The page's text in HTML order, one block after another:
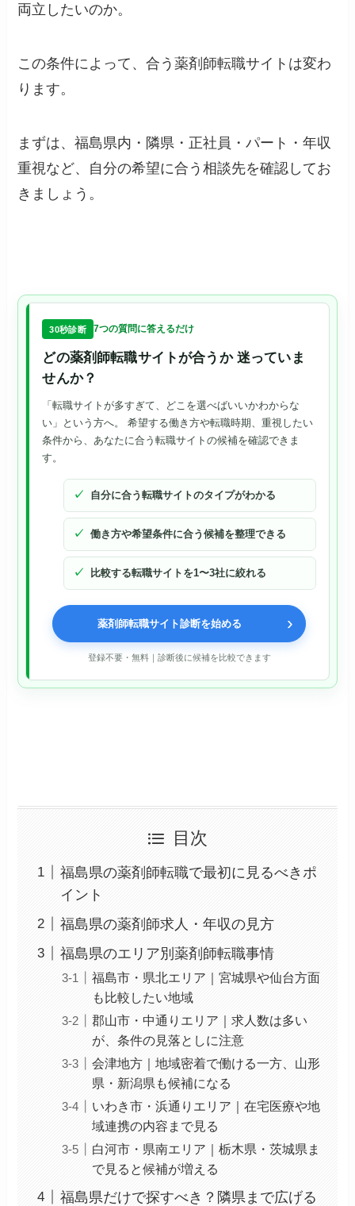
両立したいのか。
この条件によって、合う薬剤師転職サイトは変わ
ります。
まずは、福島県内・隣県・正社員・パート・年収
重視など、自分の希望に合う相談先を確認してお
きましょう。
30秒診断 7つの質問に答えるだけ
どの薬剤師転職サイトが合うか迷っていま
せんか？
「転職サイトが多すぎて、どこを選べばいいかわからな
い」という方へ。 希望する働き方や転職時期、重視したい
条件から、あなたに合う転職サイトの候補を確認できま
す。
自分に合う転職サイトのタイプがわかる
働き方や希望条件に合う候補を整理できる
比較する転職サイトを1〜3社に絞れる
薬剤師転職サイト診断を始める ›
登録不要・無料｜診断後に候補を比較できます
目次
福島県の薬剤師転職で最初に見るべきポ
イント
福島県の薬剤師求人・年収の見方
福島県のエリア別薬剤師転職事情
福島市・県北エリア｜宮城県や仙台方面
も比較したい地域
郡山市・中通りエリア｜求人数は多い
が、条件の見落としに注意
会津地方｜地域密着で働ける一方、山形
県・新潟県も候補になる
いわき市・浜通りエリア｜在宅医療や地
域連携の内容まで見る
白河市・県南エリア｜栃木県・茨城県ま
で見ると候補が増える
福島県だけで探すべき？隣県まで広げる